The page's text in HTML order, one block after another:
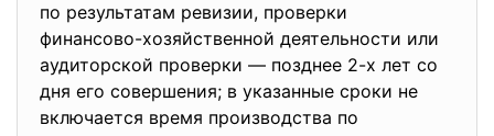
по результатам ревизии, проверки
финансово-хозяйственной деятельности или
аудиторской проверки — позднее 2-х лет со
дня его совершения; в указанные сроки не
включается время производства по